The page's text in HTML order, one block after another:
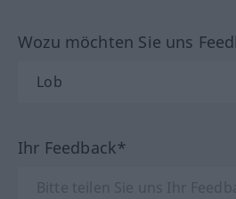
Wozu möchten Sie uns
Ihr Feedback*